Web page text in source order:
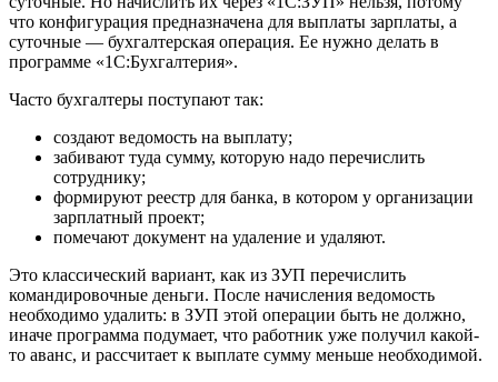
что конфигурация предназначена для выплаты зарплаты, а
суточные — бухгалтерская операция. Ее нужно делать в
программе «1С:Бухгалтерия».
Часто бухгалтеры поступают так:
создают ведомость на выплату;
забивают туда сумму, которую надо перечислить
сотруднику;
формируют реестр для банка, в котором у организации
зарплатный проект;
помечают документ на удаление и удаляют.
Это классический вариант, как из ЗУП перечислить
командировочные деньги. После начисления ведомость
необходимо удалить: в ЗУП этой операции быть не должно,
иначе программа подумает, что работник уже получил какой-
то аванс, и рассчитает к выплате сумму меньше необходимой.